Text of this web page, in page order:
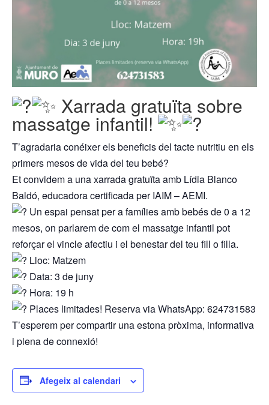
Xarrada gratuïta sobre
massatge infantil!
T’agradaria conéixer els beneficis del tacte nutritiu en els
primers mesos de vida del teu bebé?
Et convidem a una xarrada gratuïta amb Lídia Blanco
Baldó, educadora certificada per IAIM – AEMI.
Un espai pensat per a famílies amb bebés de 0 a 12
mesos, on parlarem de com el massatge infantil pot
reforçar el vincle afectiu i el benestar del teu fill o filla.
Lloc: Matzem
Data: 3 de juny
Hora: 19 h
Places limitades! Reserva via WhatsApp: 624731583
T’esperem per compartir una estona pròxima, informativa
i plena de connexió!
Afegeix al calendari